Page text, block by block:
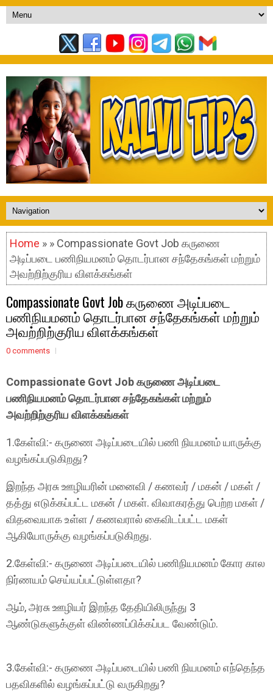
Home » » Compassionate Govt Job கருணை
அடிப்படை பணிநியமனம் தொடர்பான சந்தேகங்கள் மற்றும்
அவற்றிற்குரிய விளக்கங்கள்
Compassionate Govt Job கருணை அடிப்படை
பணிநியமனம் தொடர்பான சந்தேகங்கள் மற்றும்
அவற்றிற்குரிய விளக்கங்கள்
0 comments
Compassionate Govt Job கருணை அடிப்படை
பணிநியமனம் தொடர்பான சந்தேகங்கள் மற்றும்
அவற்றிற்குரிய விளக்கங்கள்
1.கேள்வி:- கருணை அடிப்படையில் பணி நியமனம் யாருக்கு
வழங்கப்படுகிறது?
இறந்த அரசு ஊழியரின் மனைவி / கணவர் / மகன் / மகள் /
தத்து எடுக்கப்பட்ட மகன் / மகள். விவாகரத்து பெற்ற மகள் /
விதவையாக உள்ள / கணவரால் கைவிடப்பட்ட மகள்
ஆகியோருக்கு வழங்கப்படுகிறது.
2.கேள்வி:- கருணை அடிப்படையில் பணிநியமனம் கோர கால
நிர்ணயம் செய்யப்பட்டுள்ளதா?
ஆம், அரசு ஊழியர் இறந்த தேதியிலிருந்து 3
ஆண்டுகளுக்குள் விண்ணப்பிக்கப்பட வேண்டும்.
3.கேள்வி:- கருணை அடிப்படையில் பணி நியமனம் எந்தெந்த
பதவிகளில் வழங்கப்பட்டு வருகிறது?